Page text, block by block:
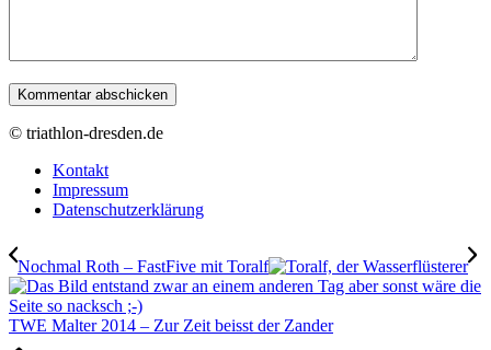
© triathlon-dresden.de
Kontakt
Impressum
Datenschutzerklärung
Nochmal Roth – FastFive mit Toralf
TWE Malter 2014 – Zur Zeit beisst der Zander